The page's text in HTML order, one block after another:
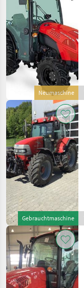
Neumaschine
Gebrauchtmaschine